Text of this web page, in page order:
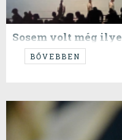
Sosem volt még
...egy ilyen meccs...
BŐVEBBEN